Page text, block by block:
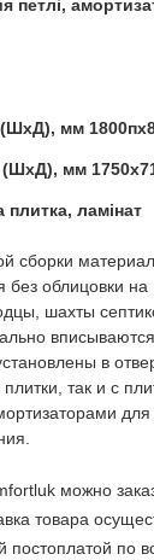
петлі,
мм
мм
ламінат
сборки материал
без облицовки на
шахты
в
так и с
для
можно
товара
по